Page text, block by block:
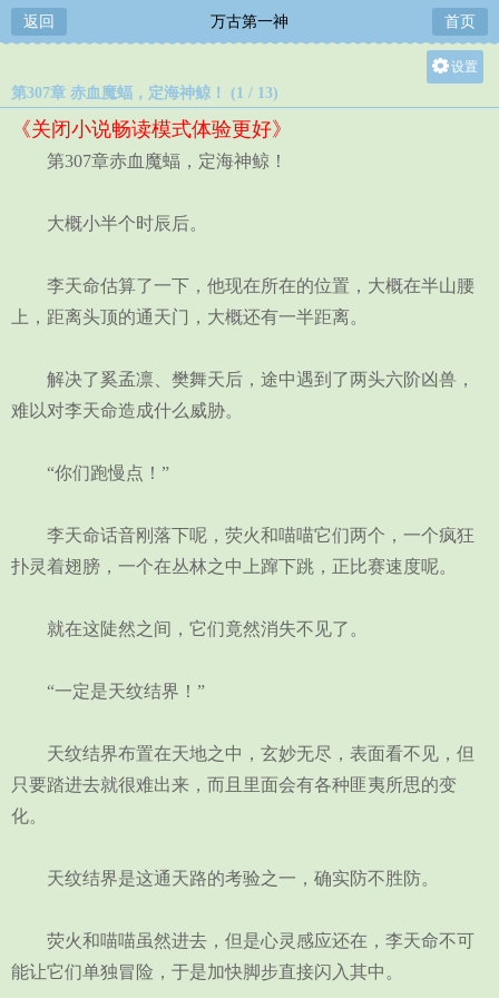
返回 万古第一神 首页
设置
第307章 赤血魔蝠，定海神鲸！ (1 / 13)
《关闭小说畅读模式体验更好》
第307章赤血魔蝠，定海神鲸！
大概小半个时辰后。
李天命估算了一下，他现在所在的位置，大概在半山腰
上，距离头顶的通天门，大概还有一半距离。
解决了奚孟凛、樊舞天后，途中遇到了两头六阶凶兽，
难以对李天命造成什么威胁。
“你们跑慢点！”
李天命话音刚落下呢，荧火和喵喵它们两个，一个疯狂
扑灵着翅膀，一个在丛林之中上蹿下跳，正比赛速度呢。
就在这陡然之间，它们竟然消失不见了。
“一定是天纹结界！”
天纹结界布置在天地之中，玄妙无尽，表面看不见，但
只要踏进去就很难出来，而且里面会有各种匪夷所思的变
化。
天纹结界是这通天路的考验之一，确实防不胜防。
荧火和喵喵虽然进去，但是心灵感应还在，李天命不可
能让它们单独冒险，于是加快脚步直接闪入其中。